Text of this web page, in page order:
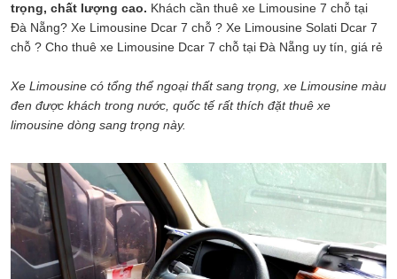
trọng, chất lượng cao. Khách cần thuê xe Limousine 7 chỗ tại
Đà Nẵng? Xe Limousine Dcar 7 chỗ ? Xe Limousine Solati Dcar 7
chỗ ? Cho thuê xe Limousine Dcar 7 chỗ tại Đà Nẵng uy tín, giá rẻ
Xe Limousine có tổng thể ngoại thất sang trọng, xe Limousine màu
đen được khách trong nước, quốc tế rất thích đặt thuê xe
limousine dòng sang trọng này.